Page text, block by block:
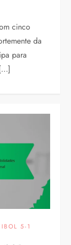
cinco
da
para
5-1